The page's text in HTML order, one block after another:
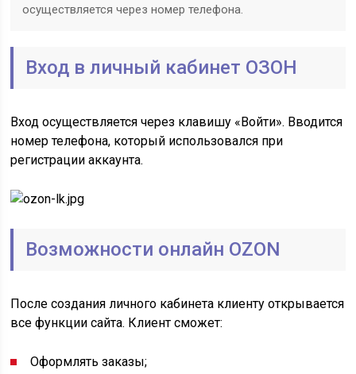
осуществляется через номер телефона.
Вход в личный кабинет ОЗОН
Вход осуществляется через клавишу «Войти». Вводится
номер телефона, который использовался при
регистрации аккаунта.
Возможности онлайн OZON
После создания личного кабинета клиенту открывается
все функции сайта. Клиент сможет:
Оформлять заказы;